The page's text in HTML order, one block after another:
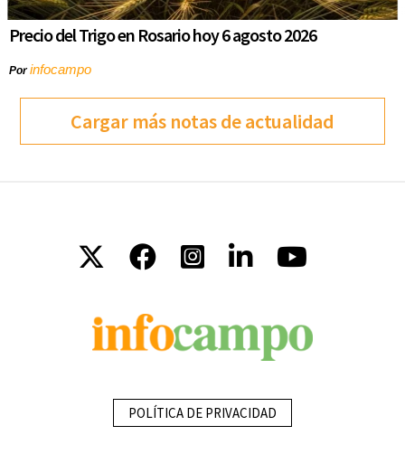
Precio del Trigo en Rosario hoy 6 agosto 2026
Porinfocampo
Cargar más notas de actualidad
POLÍTICA DE PRIVACIDAD